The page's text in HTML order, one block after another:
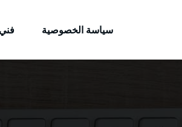
سياسة الخصوصية